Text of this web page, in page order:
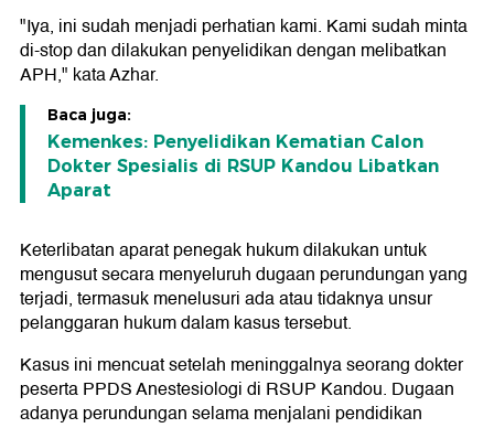
"Iya, ini sudah menjadi perhatian kami. Kami sudah minta
di-stop dan dilakukan penyelidikan dengan melibatkan
APH," kata Azhar.
Baca juga:
Kemenkes: Penyelidikan Kematian Calon
Dokter Spesialis di RSUP Kandou Libatkan
Aparat
Keterlibatan aparat penegak hukum dilakukan untuk
mengusut secara menyeluruh dugaan perundungan yang
terjadi, termasuk menelusuri ada atau tidaknya unsur
pelanggaran hukum dalam kasus tersebut.
Kasus ini mencuat setelah meninggalnya seorang dokter
peserta PPDS Anestesiologi di RSUP Kandou. Dugaan
adanya perundungan selama menjalani pendidikan